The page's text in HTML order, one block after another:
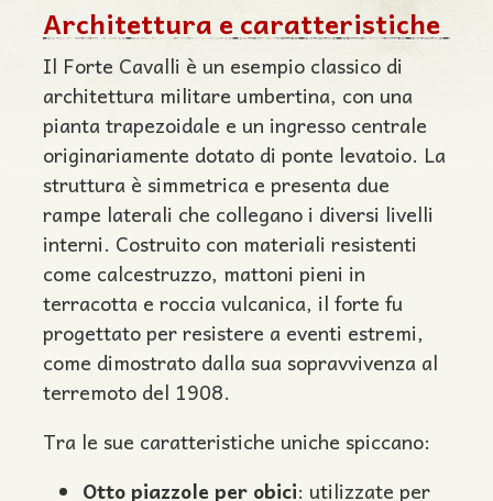
Architettura e caratteristiche
Il Forte Cavalli è un esempio classico di
architettura militare umbertina, con una
pianta trapezoidale e un ingresso centrale
originariamente dotato di ponte levatoio. La
struttura è simmetrica e presenta due
rampe laterali che collegano i diversi livelli
interni. Costruito con materiali resistenti
come calcestruzzo, mattoni pieni in
terracotta e roccia vulcanica, il forte fu
progettato per resistere a eventi estremi,
come dimostrato dalla sua sopravvivenza al
terremoto del 1908.
Tra le sue caratteristiche uniche spiccano:
Otto piazzole per obici: utilizzate per